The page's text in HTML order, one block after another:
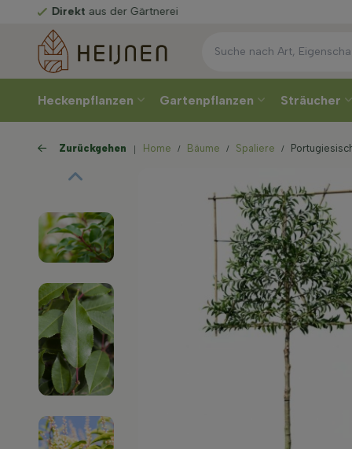
der Gärtnerei
Heckenpflanzen Gartenpflanzen Sträucher
Zurückgehen Home Bäume Spaliere